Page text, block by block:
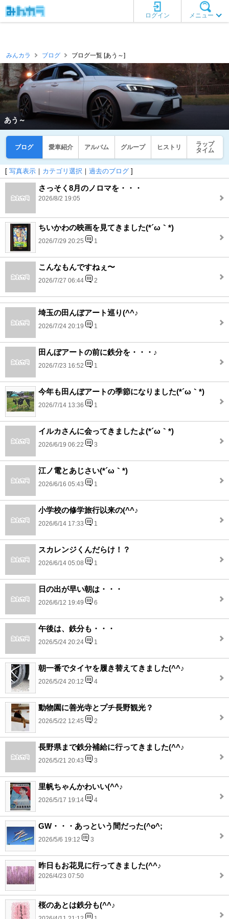
メニュー
ログイン
みんカラ ブログ ブログ一覧 [あう～]
あう～
ブログ 愛車紹介 アルバム グループ ヒストリ
ラップ
タイム
[ 写真表示 ｜ カテゴリ選択 ｜ 過去のブログ ]
さっそく8月のノロマを・・・
2026/8/2 19:05
ちいかわの映画を見てきました(*´ω｀*)
2026/7/29 20:25 1
こんなもんですねぇ〜
2026/7/27 06:44 2
埼玉の田んぼアート巡り(^^♪
2026/7/24 20:19 1
田んぼアートの前に鉄分を・・・♪
2026/7/23 16:52 1
今年も田んぼアートの季節になりました(*´ω｀*)
2026/7/14 13:36 1
イルカさんに会ってきましたよ(*´ω｀*)
2026/6/19 06:22 3
江ノ電とあじさい(*´ω｀*)
2026/6/16 05:43 1
小学校の修学旅行以来の(^^♪
2026/6/14 17:33 1
スカレンジくんだらけ！？
2026/6/14 05:08 1
日の出が早い朝は・・・
2026/6/12 19:49 6
午後は、鉄分も・・・
2026/5/24 20:24 1
朝一番でタイヤを履き替えてきました(^^♪
2026/5/24 20:12 4
動物園に善光寺とプチ長野観光？
2026/5/22 12:45 2
長野県まで鉄分補給に行ってきました(^^♪
2026/5/21 20:43 3
里帆ちゃんかわいい(^^♪
2026/5/17 19:14 4
GW・・・あっという間だった(^o^;
2026/5/6 19:12 3
昨日もお花見に行ってきました(^^♪
2026/4/23 07:50
桜のあとは鉄分も(^^♪